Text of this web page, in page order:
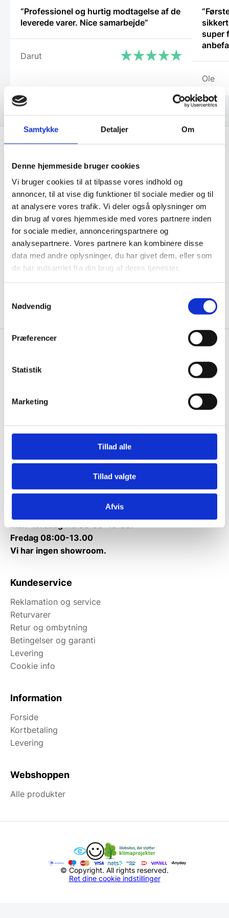
Samtykke Detaljer Om
Denne hjemmeside bruger cookies
Vi bruger cookies til at tilpasse vores indhold og
annoncer, til at vise dig funktioner til sociale medier og til
at analysere vores trafik. Vi deler også oplysninger om
din brug af vores hjemmeside med vores partnere inden
for sociale medier, annonceringspartnere og
analysepartnere. Vores partnere kan kombinere disse
data med andre oplysninger, du har givet dem, eller som
de har indsamlet fra din brug af deres tjenester.
Nødvendig
Præferencer
Statistik
Marketing
Tillad alle
Tillad valgte
Afvis
“Professionel og hurtig modtagelse af de
leverede varer. Nice samarbejde”
Darut
super
Ole
Få de bedste tilbud først!
Husk at tilmelde dig vores nyhedsbrev og vær først
til de bedste tilbud. Og bare rolig, vi spammer dig
ikke, men sender kun relevante tilbud og
informationer til dig.
Ja tak, tilmeld mig
Gastrobutikken ApS
7430 Ikast
Telefon træffetid:
Kontakt@gastrobutikken.dk
Tlf.71 99 30 98
Mandag til torsdag: 10:00 – 14:00.
Fredag: Telefonlukket.
Fredag 08:00-13.00
Vi har ingen showroom.
Kundeservice
Reklamation og service
Returvarer
Retur og ombytning
Betingelser og garanti
Levering
Cookie info
Information
Forside
Kortbetaling
Levering
Webshoppen
Alle produkter
© Copyright. All rights reserved.
Ret dine cookie indstillinger